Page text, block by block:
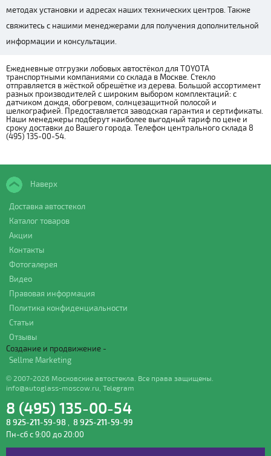
методах установки и адресах наших технических центров. Также
свяжитесь с нашими менеджерами для получения дополнительной
информации и консультации.
Ежедневные отгрузки лобовых автостёкол для TOYOTA
транспортными компаниями со склада в Москве. Стекло
отправляется в жёсткой обрешётке из дерева. Большой ассортимент
разных производителей с широким выбором комплектаций: с
датчиком дождя, обогревом, солнцезащитной полосой и
шелкографией. Предоставляется заводская гарантия и сертификаты.
Наши менеджеры подберут наиболее выгодный тариф по цене и
сроку доставки до Вашего города. Телефон центрального склада 8
(495) 135-00-54.
Наверх
Доставка автостекол
Каталог товаров
Акции
Контакты
Фотогалерея
Видео
Правовая информация
Политика конфиденциальности
Статьи
Отзывы
Создание и продвижение -
Sellme Marketing
© 2007-2026 Московские автостекла. Все права защищены.
info@autoglass-moscow.ru Telegram
8 (495) 135-00-54
8 925-211-59-98 , 8 925-211-59-99
Пн-сб с 9:00 до 20:00